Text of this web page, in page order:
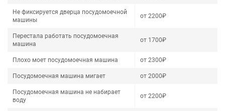
Не фиксируется дверца посудомоечной
машины
от 2200₽
Перестала работать посудомоечная
машина
от 1700₽
Плохо моет посудомоечная машина от 2300₽
Посудомоечная машина мигает от 2000₽
Посудомоечная машина не набирает
воду
от 2200₽